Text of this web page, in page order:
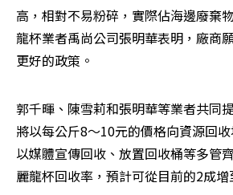
高，相對不易粉碎，實際佔海邊廢棄
龍杯業者禹尚公司張明華表明，廠商
更好的政策。
郭千暉、陳雪莉和張明華等業者共同
將以每公斤8～10元的價格向資源回
以媒體宣傳回收、放置回收桶等多管
麗龍杯回收率，預計可從目前的2成增